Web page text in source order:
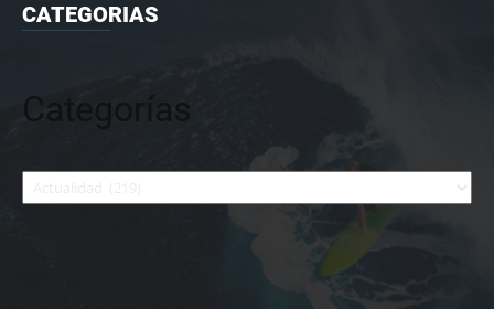
CATEGORIAS
Categorías
Categorías